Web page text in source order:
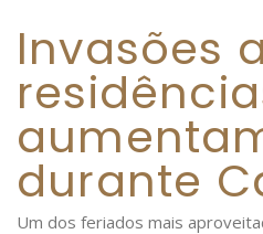
Invasões a
durante
Um dos feriados mais